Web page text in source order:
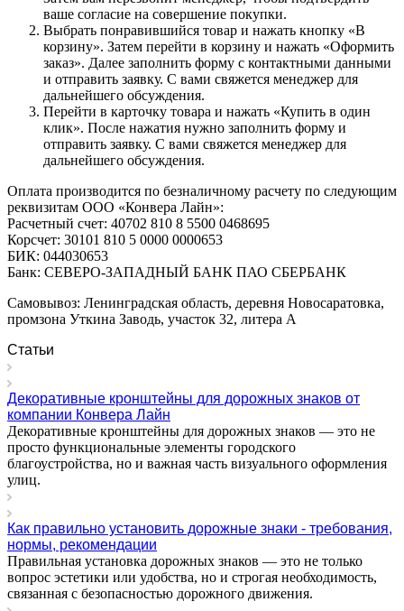
ваше согласие на совершение покупки.
Выбрать понравившийся товар и нажать кнопку «В
корзину». Затем перейти в корзину и нажать «Оформить
заказ». Далее заполнить форму с контактными данными
и отправить заявку. С вами свяжется менеджер для
дальнейшего обсуждения.
Перейти в карточку товара и нажать «Купить в один
клик». После нажатия нужно заполнить форму и
отправить заявку. С вами свяжется менеджер для
дальнейшего обсуждения.
Оплата производится по безналичному расчету по следующим
реквизитам ООО «Конвера Лайн»:
Расчетный счет: 40702 810 8 5500 0468695
Корсчет: 30101 810 5 0000 0000653
БИК: 044030653
Банк: СЕВЕРО-ЗАПАДНЫЙ БАНК ПАО СБЕРБАНК
Самовывоз: Ленинградская область, деревня Новосаратовка,
промзона Уткина Заводь, участок 32, литера А
Статьи
Декоративные кронштейны для дорожных знаков от
компании Конвера Лайн
Декоративные кронштейны для дорожных знаков — это не
просто функциональные элементы городского
благоустройства, но и важная часть визуального оформления
улиц.
Как правильно установить дорожные знаки - требования,
нормы, рекомендации
Правильная установка дорожных знаков — это не только
вопрос эстетики или удобства, но и строгая необходимость,
связанная с безопасностью дорожного движения.